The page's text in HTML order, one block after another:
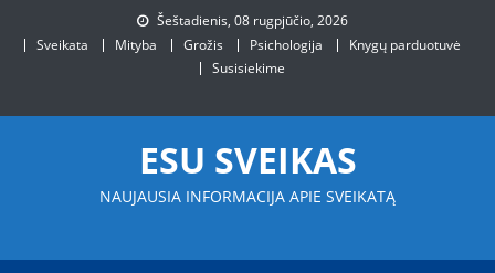
Šeštadienis, 08 rugpjūčio, 2026
Sveikata
Mityba Grožis Psichologija
Knygų parduotuvė
Susisiekime
ESU SVEIKAS
NAUJAUSIA INFORMACIJA APIE SVEIKATĄ